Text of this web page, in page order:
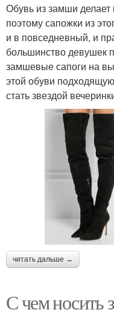
Обувь из замши делает
поэтому сапожки из
и в повседневный, и
большинство девушек
замшевые сапоги на
этой обуви
стать звездой
читать дальше →
С чем носить